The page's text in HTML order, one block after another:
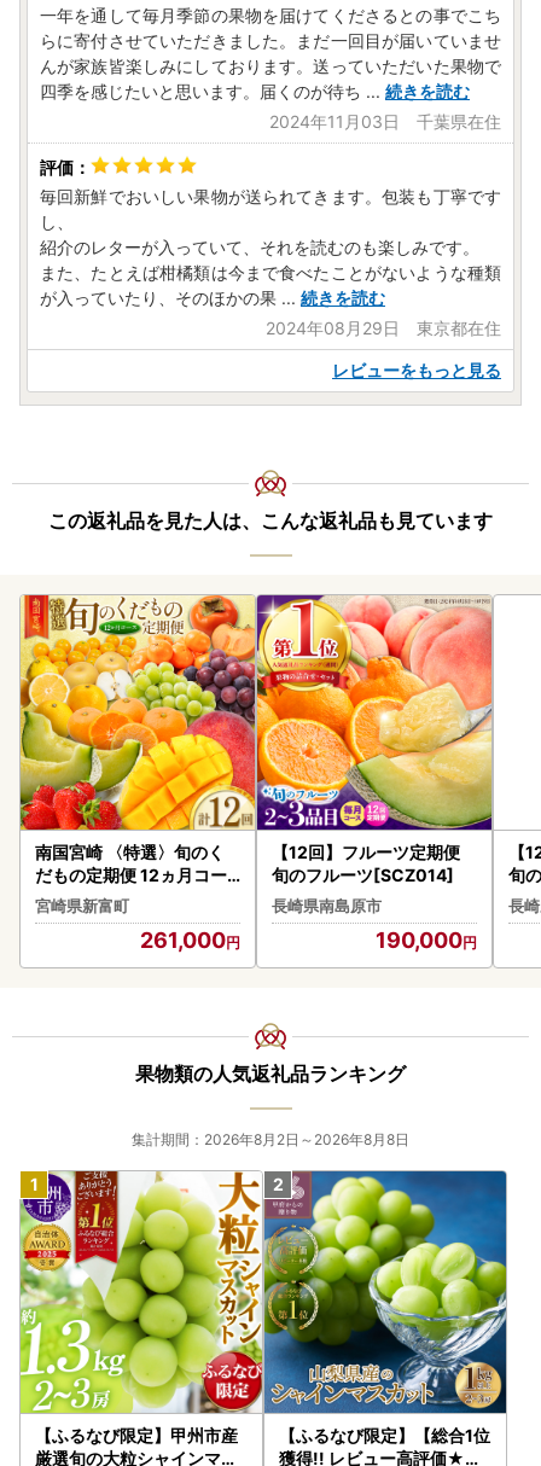
一年を通して毎月季節の果物を届けてくださるとの事でこち
らに寄付させていただきました。まだ一回目が届いていませ
んが家族皆楽しみにしております。送っていただいた果物で
四季を感じたいと思います。届くのが待ち ... 続きを読む
2024年11月03日 千葉県在住
毎回新鮮でおいしい果物が送られてきます。包装も丁寧です
し、
紹介のレターが入っていて、それを読むのも楽しみです。
また、たとえば柑橘類は今まで食べたことがないような種類
が入っていたり、そのほかの果 ... 続きを読む
2024年08月29日 東京都在住
レビューをもっと見る
この返礼品を見た人は、こんな返礼品も見ています
南国宮崎 〈特選〉旬のく
だもの定期便 12ヵ月コー
ス【F84-25】
宮崎県新富町
261,000
【12回】フルーツ定期便
旬のフルーツ[SCZ014]
長崎県南島原市
190,000
【
旬
長
果物類の人気返礼品ランキング
集計期間：2026年8月2日～2026年8月8日
【ふるなび限定】甲州市産
厳選旬の大粒シャインマス
【ふるなび限定】【総合1位
獲得!! レビュー高評価★】